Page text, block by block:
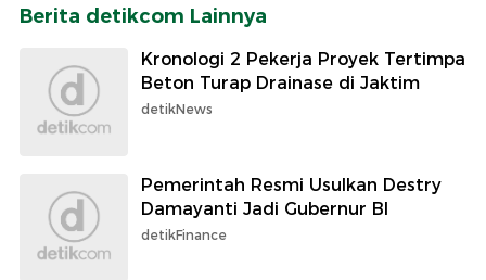
Berita detikcom Lainnya
Kronologi 2 Pekerja Proyek Tertimpa
Beton Turap Drainase di Jaktim
detikNews
Pemerintah Resmi Usulkan Destry
Damayanti Jadi Gubernur BI
detikFinance